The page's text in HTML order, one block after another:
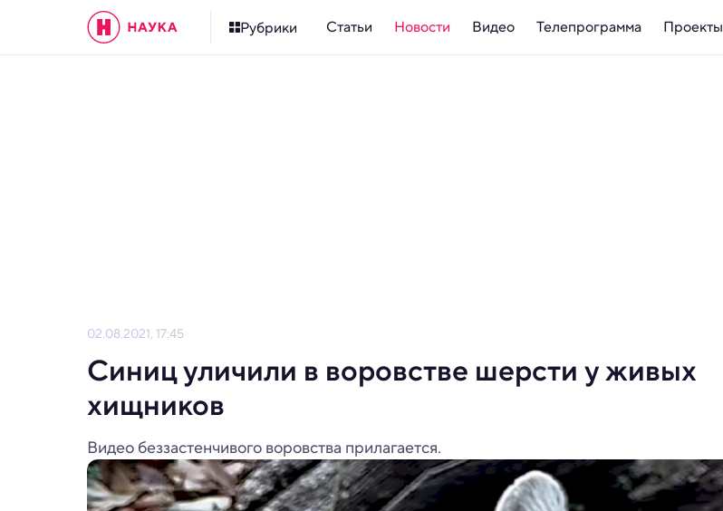
Рубрики Статьи Новости Видео Телепрограмма Проекты
02.08.2021, 17:45
Синиц уличили в воровстве шерсти у живых
хищников
Видео беззастенчивого воровства прилагается.